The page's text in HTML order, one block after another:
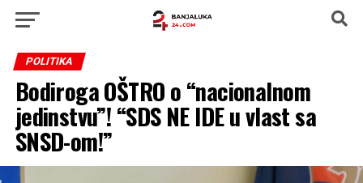
POLITIKA
Bodiroga OŠTRO o “nacionalnom
jedinstvu”! “SDS NE IDE u vlast sa
SNSD-om!”